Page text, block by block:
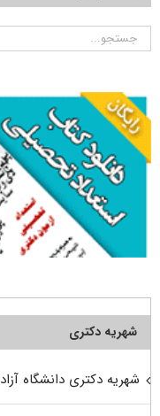
جستجو
شهریه دکتری
شهریه دکتری دانشگاه آزاد